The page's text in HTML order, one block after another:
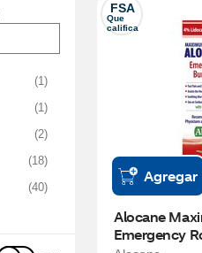
(1)
(1)
(2)
(18)
(40)
FSA
Que
califica
Agregar
Alocane
Emergency